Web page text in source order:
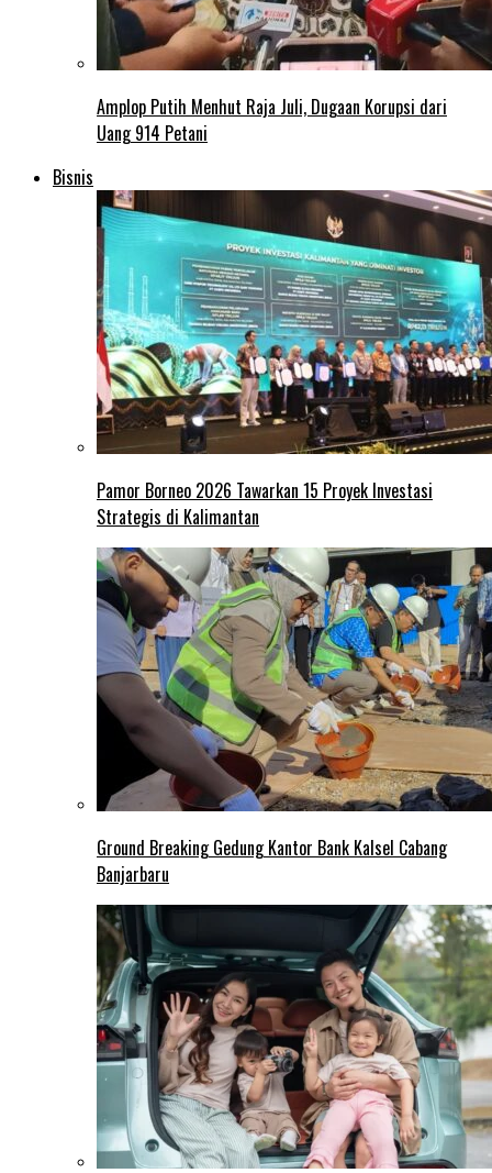
Amplop Putih Menhut Raja Juli, Dugaan Korupsi dari
Uang 914 Petani
Bisnis
Pamor Borneo 2026 Tawarkan 15 Proyek Investasi
Strategis di Kalimantan
Ground Breaking Gedung Kantor Bank Kalsel Cabang
Banjarbaru